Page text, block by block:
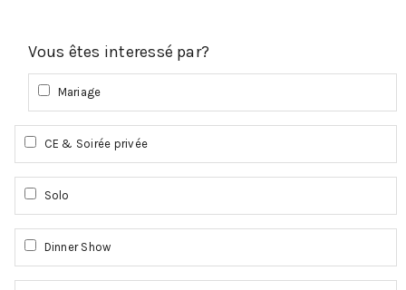
Vous êtes interessé par?
Mariage
CE & Soirée privée
Solo
Dinner Show